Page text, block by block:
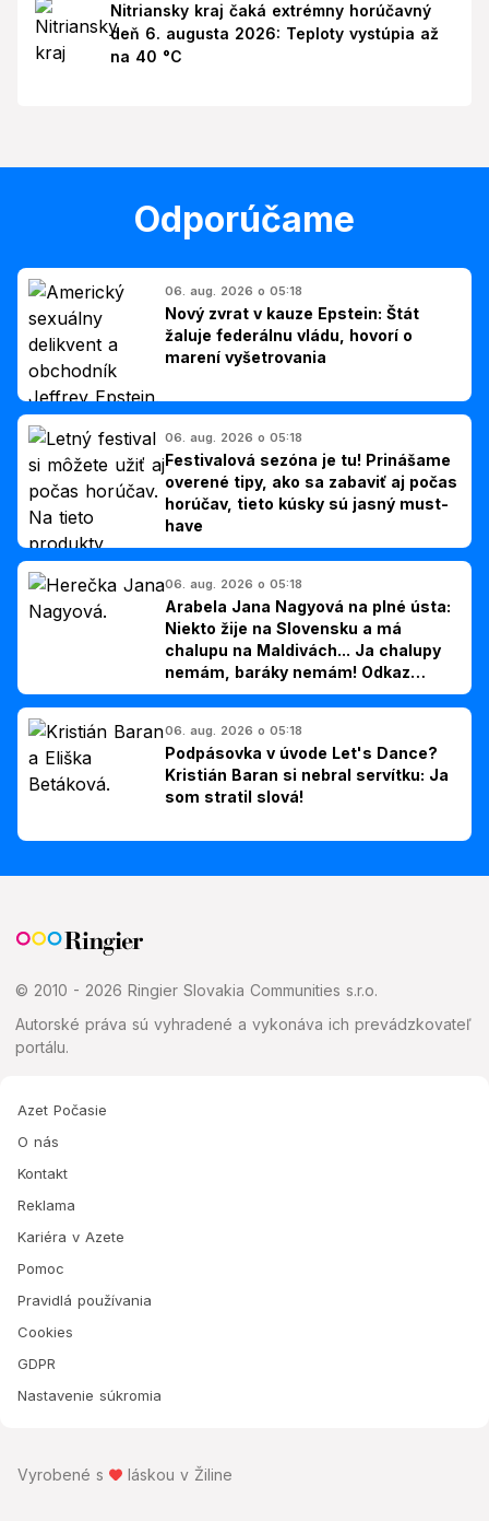
Nitriansky kraj čaká extrémny horúčavný
deň 6. augusta 2026: Teploty vystúpia až
na 40 °C
Odporúčame
06. aug. 2026 o 05:18
Nový zvrat v kauze Epstein: Štát
žaluje federálnu vládu, hovorí o
marení vyšetrovania
06. aug. 2026 o 05:18
Festivalová sezóna je tu! Prinášame
overené tipy, ako sa zabaviť aj počas
horúčav, tieto kúsky sú jasný must-
have
06. aug. 2026 o 05:18
Arabela Jana Nagyová na plné ústa:
Niekto žije na Slovensku a má
chalupu na Maldivách... Ja chalupy
nemám, baráky nemám! Odkaz
Slovákom
06. aug. 2026 o 05:18
Podpásovka v úvode Let's Dance?
Kristián Baran si nebral servítku: Ja
som stratil slová!
© 2010 - 2026 Ringier Slovakia Communities s.r.o.
Autorské práva sú vyhradené a vykonáva ich prevádzkovateľ
portálu.
Azet Počasie
O nás
Kontakt
Reklama
Kariéra v Azete
Pomoc
Pravidlá používania
Cookies
GDPR
Nastavenie súkromia
Vyrobené s láskou v Žiline